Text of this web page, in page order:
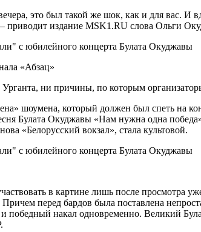
это был такой же шок, как и для вас.
приводит издание MSK1.RU слова Ольги
«Абзац»
ни причины, по которым
шоумена, который должен был спеть
Булата Окуджавы «Нам нужна одна
«Белорусский вокзал», стала культовой.
в картине лишь после
перед бардов была поставлена
победный накал одновременно. Великий